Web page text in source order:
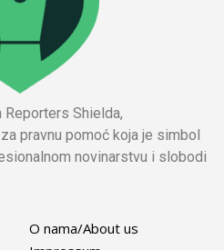
Shielda,
pravnu pomoć koja je simbol
novinarstvu i slobodi
O nama/About us